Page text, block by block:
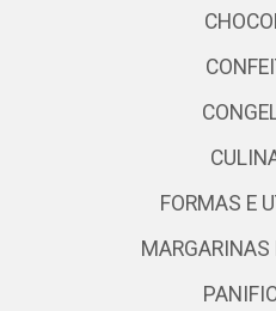
FORMAS E
MARGARINAS